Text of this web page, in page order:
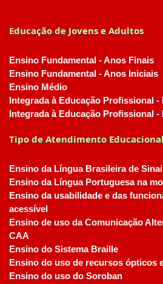
Educação de Jovens e Adultos
Ensino Fundamental - Anos Finais
Ensino Fundamental - Anos Iniciais
Ensino Médio
Integrada à Educação Profissional -
Integrada à Educação Profissional -
Tipo de Atendimento Educacional
Ensino da Língua Brasileira de
Ensino da Língua Portuguesa na
Ensino da usabilidade e das
acessível
Ensino de uso da Comunicação
CAA
Ensino do Sistema Braille
Ensino do uso de recursos ópticos
Ensino do uso do Soroban